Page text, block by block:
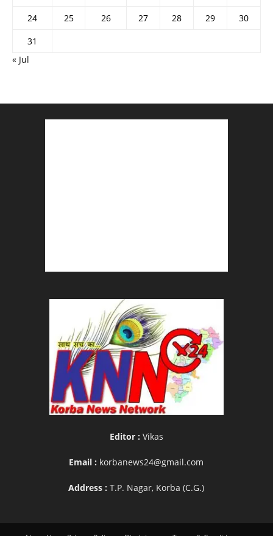
24
25 26 27 28 29
30
31
« Jul
Editor : Vikas
Email : korbanews24@gmail.com
Address :T.P. Nagar, Korba (C.G.)